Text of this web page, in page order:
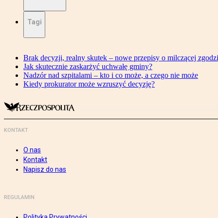
Tagi
Brak decyzji, realny skutek – nowe przepisy o milczącej
Jak skutecznie zaskarżyć uchwałę gminy?
Nadzór nad szpitalami – kto i co może, a czego nie może
Kiedy prokurator może wzruszyć decyzję?
KONTAKT
O nas
Kontakt
Napisz do nas
REGULAMIN